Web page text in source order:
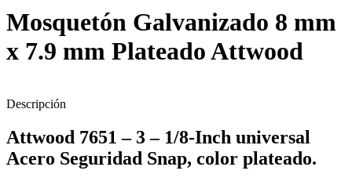
Mosquetón Galvanizado 8 mm
x 7.9 mm Plateado Attwood
Descripción
Attwood 7651 – 3 – 1/8-Inch universal
Acero Seguridad Snap, color plateado.